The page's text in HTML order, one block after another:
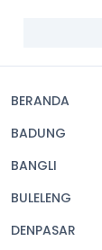
navigation
BERANDA
BADUNG
BANGLI
BULELENG
DENPASAR